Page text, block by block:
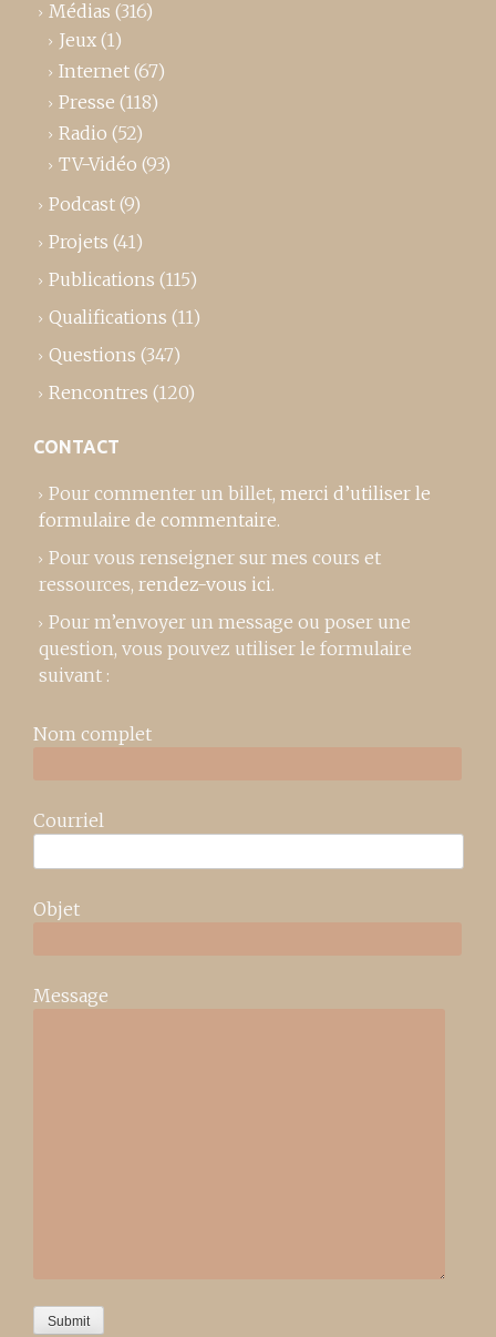
Médias (316)
Jeux (1)
Internet (67)
Presse (118)
Radio (52)
TV-Vidéo (93)
Podcast (9)
Projets (41)
Publications (115)
Qualifications (11)
Questions (347)
Rencontres (120)
CONTACT
Pour commenter un billet, merci d’utiliser le
formulaire de commentaire.
Pour vous renseigner sur mes cours et
ressources, rendez-vous ici.
Pour m’envoyer un message ou poser une
question, vous pouvez utiliser le formulaire
suivant :
Nom complet
Courriel
Objet
Message